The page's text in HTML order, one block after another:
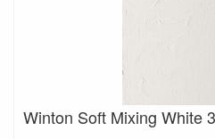
Winton Soft Mixing White